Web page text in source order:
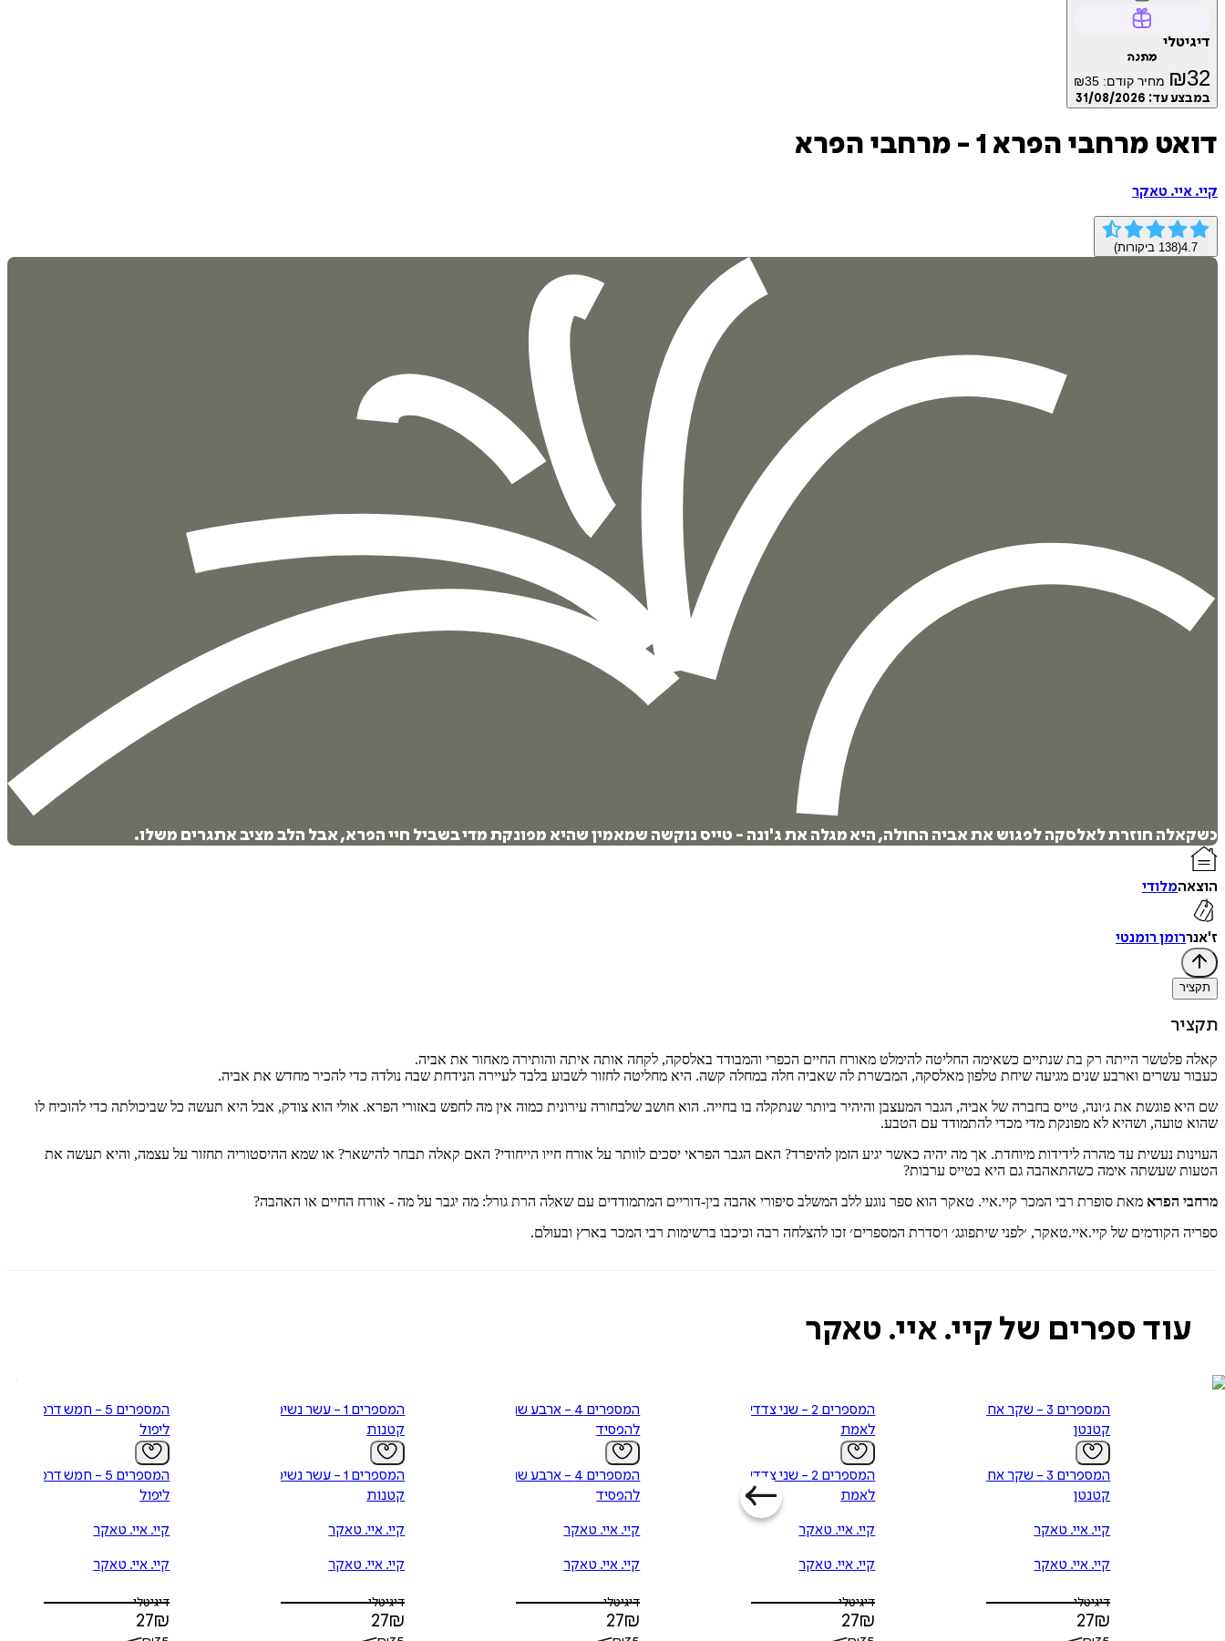
דיגיטלי
מתנה
₪32 מחיר קודם: ₪35
במבצע עד: 31/08/2026
₪32 מחיר קודם: ₪35
₪78.4
דואט מרחבי הפרא 1 - מרחבי הפרא
קיי. איי. טאקר
4.7
(
138 ביקורות)
כשקאלה חוזרת לאלסקה לפגוש את אביה החולה, היא מגלה את ג'ונה - טייס נוקשה שמאמין שהיא מפונקת מדי בשביל חיי הפרא, אבל הלב מציב אתגרים משלו.
הוצאהמלודי
ז'אנררומן רומנטי
תקציר
תקציר
קאלה פלטשר הייתה רק בת שנתיים כשאימה החליטה להימלט מאורח החיים הכפרי והמבודד באלסקה, לקחה אותה איתה והותירה מאחור את אביה.
כעבור עשרים וארבע שנים מגיעה שיחת טלפון מאלסקה, המבשרת לה שאביה חלה במחלה קשה. היא מחליטה לחזור לשבוע בלבד לעיירה הנידחת שבה נולדה כדי להכיר מחדש את אביה.
שם היא פוגשת את ג׳ונה, טייס בחברה של אביה, הגבר המעצבן והיהיר ביותר שנתקלה בו בחייה. הוא חושב שלבחורה עירונית כמוה אין מה לחפש באזורי הפרא. אולי הוא צודק, אבל היא תעשה כל שביכולתה כדי להוכיח לו
שהוא טועה, ושהיא לא מפונקת מדי מכדי להתמודד עם הטבע.
העוינות נעשית עד מהרה לידידות מיוחדת. אך מה יהיה כאשר יגיע הזמן להיפרד? האם הגבר הפראי יסכים לוותר על אורח חייו הייחודי? האם קאלה תבחר להישאר? או שמא ההיסטוריה תחזור על עצמה, והיא תעשה את
הטעות שעשתה אימה כשהתאהבה גם היא בטייס ערבות?
מרחבי הפרא מאת סופרת רבי המכר קיי.איי. טאקר הוא ספר נוגע ללב המשלב סיפורי אהבה בין-דוריים המתמודדים עם שאלה הרת גורל: מה יגבר על מה - אורח החיים או האהבה?
ספריה הקודמים של קיי.איי.טאקר, ׳לפני שיתפוגג׳ ו׳סדרת המספרים׳ זכו להצלחה רבה וכיכבו ברשימות רבי המכר בארץ ובעולם.
עוד ספרים של קיי. איי. טאקר
המספרים 3 - שקר אחד
קטנטן
המספרים 3 - שקר אחד
קטנטן
קיי. איי. טאקר
קיי. איי. טאקר
דיגיטלי
27₪
המספרים 2 - שני צדדים
לאמת
המספרים 2 - שני צדדים
לאמת
קיי. איי. טאקר
קיי. איי. טאקר
דיגיטלי
27₪
המספרים 4 - ארבע שניות
להפסיד
המספרים 4 - ארבע שניות
להפסיד
קיי. איי. טאקר
קיי. איי. טאקר
דיגיטלי
27₪
המספרים 1 - עשר נשימות
קטנות
המספרים 1 - עשר נשימות
קטנות
קיי. איי. טאקר
קיי. איי. טאקר
דיגיטלי
27₪
המספרים 5 - חמש דרכים
ליפול
המספרים 5 - חמש דרכים
ליפול
קיי. איי. טאקר
קיי. איי. טאקר
דיגיטלי
27₪